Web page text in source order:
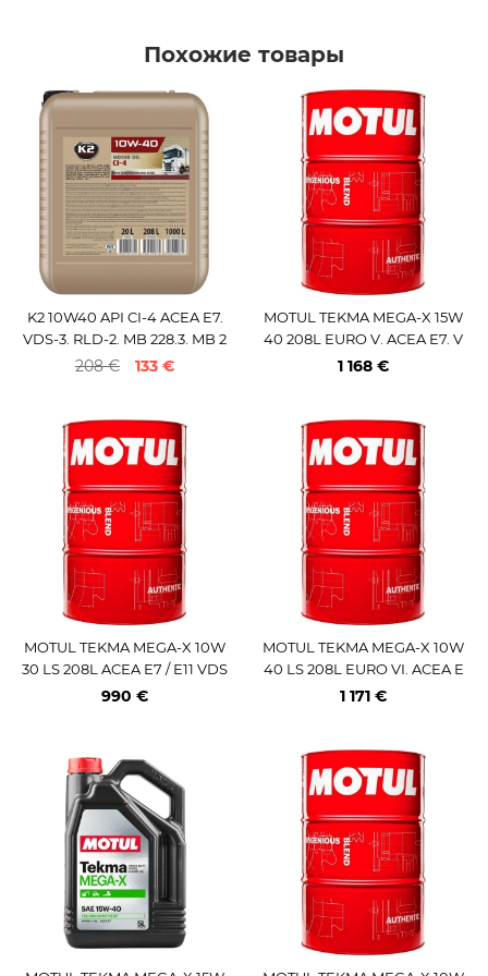
Похожие товары
K2 10W40 API CI-4 ACEA E7.
VDS-3. RLD-2. MB 228.3. MB 2
29.1 20L
208 € 133 €
MOTUL TEKMA MEGA-X 15W
40 208L EURO V. ACEA E7. V
DS-3. RLD-2. MB 228.3
1 168 €
MOTUL TEKMA MEGA-X 10W
30 LS 208L ACEA E7 / E11 VDS
-4.5. RLD-3. MB 228.31
990 €
MOTUL TEKMA MEGA-X 10W
40 LS 208L EURO VI. ACEA E
7 / E11. VDS-4.5. RLD-3. MB 22
1 171 €